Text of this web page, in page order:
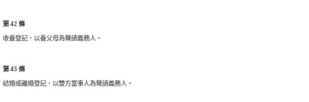
第 42 條
收養登記，以養父母為聲請義務人。
第 43 條
結婚或離婚登記，以雙方當事人為聲請義務人。